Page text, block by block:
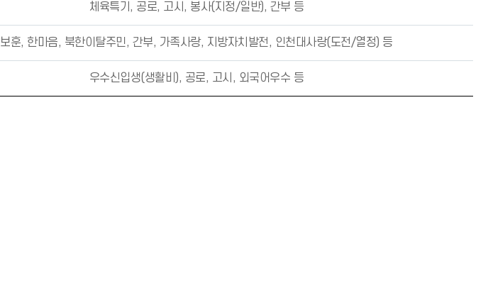
체육특기, 공로, 고시, 봉사(지정/일반), 간부 등
보훈, 한마음, 북한이탈주민, 간부, 가족사랑, 지방자치발전, 인천대사랑(도전/열정) 등
우수신입생(생활비), 공로, 고시, 외국어우수 등